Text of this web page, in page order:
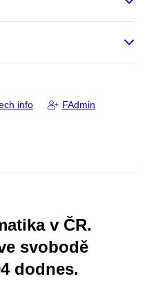
info FAdmin
v ČR.
svobodě
dodnes.